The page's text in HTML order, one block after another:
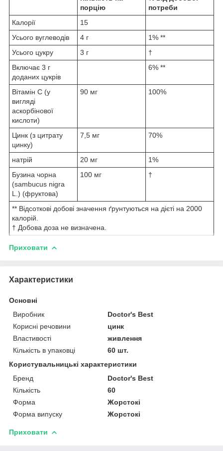
порцію
потреби
Калорії
15
Усього вуглеводів
4 г
1% **
Усього цукру
3 г
†
Включає 3 г
доданих цукрів
6% **
Вітамін С (у
вигляді
аскорбінової
кислоти)
90 мг 100%
Цинк (з цитрату
цинку)
7,5 мг 70%
натрій 20 мг
1%
Бузина чорна
(sambucus nigra
L.) (фруктова)
100 мг †
** Відсоткові добові значення ґрунтуються на дієті на 2000
калорій.
† Добова доза не визначена.
Приховати
Характеристики
Основні
Виробник
Doctor's Best
Корисні речовини
цинк
Властивості
живлення
Кількість в упаковці
60 шт.
Користувальницькі характеристики
Бренд
Doctor's Best
Кількість
60
Форма
Жорстокі
Форма випуску
Жорстокі
Приховати